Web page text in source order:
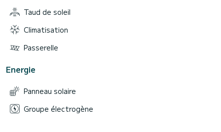
Taud de soleil
Climatisation
Passerelle
Energie
Panneau solaire
Groupe électrogène